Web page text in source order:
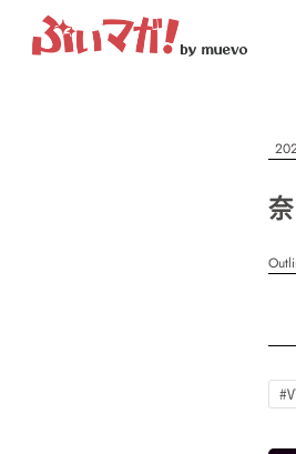
#女性
“推しへの応援を形にする